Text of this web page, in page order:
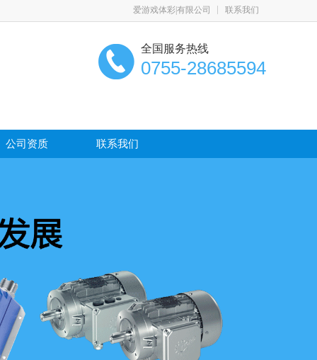
爱游戏体彩|有限公司 联系我们
全国服务热线
0755-28685594
公司资质 联系我们